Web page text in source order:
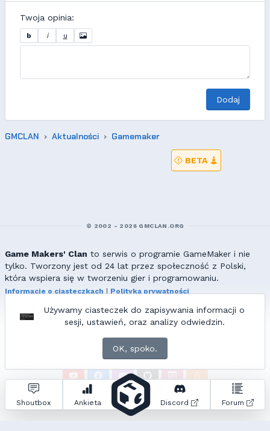
Twoja opinia:
b i u
Dodaj
GMCLAN Aktualności Gamemaker
Używamy ciasteczek do zapisywania informacji o
sesji, ustawień, oraz analizy odwiedzin.
OK, spoko.
Shoutbox Ankieta Discord Forum
BETA
© 2002 - 2026 GMCLAN.ORG
Game Makers' Clan to serwis o programie GameMaker i nie
tylko. Tworzony jest od 24 lat przez społeczność z Polski,
która wspiera się w tworzeniu gier i programowaniu.
Informacje o ciasteczkach
Polityka prywatności
Wszelkie prawa zastrzeżone. Kopiowanie materiałów bez zgody
redakcji zabronione!
ZNAJDZIESZ NAS TAKŻE NA:
Zapytań do bazy: • Czas generowania: